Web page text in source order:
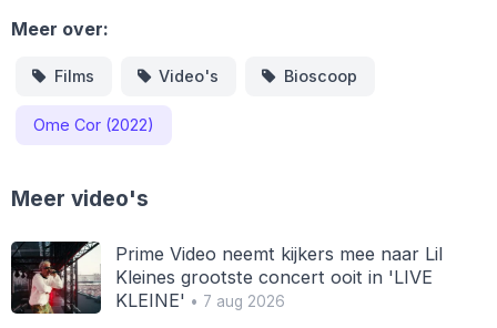
Meer over:
Films Video's Bioscoop
Ome Cor (2022)
Meer video's
Prime Video neemt kijkers mee naar Lil
Kleines grootste concert ooit in 'LIVE
KLEINE' • 7 aug 2026